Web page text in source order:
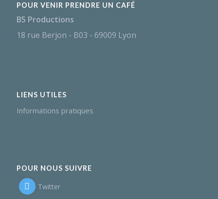
POUR VENIR PRENDRE UN CAFÉ
B5 Productions
18 rue Berjon - B03 - 69009 Lyon
LIENS UTILES
Informations pratiques
POUR NOUS SUIVRE
Twitter